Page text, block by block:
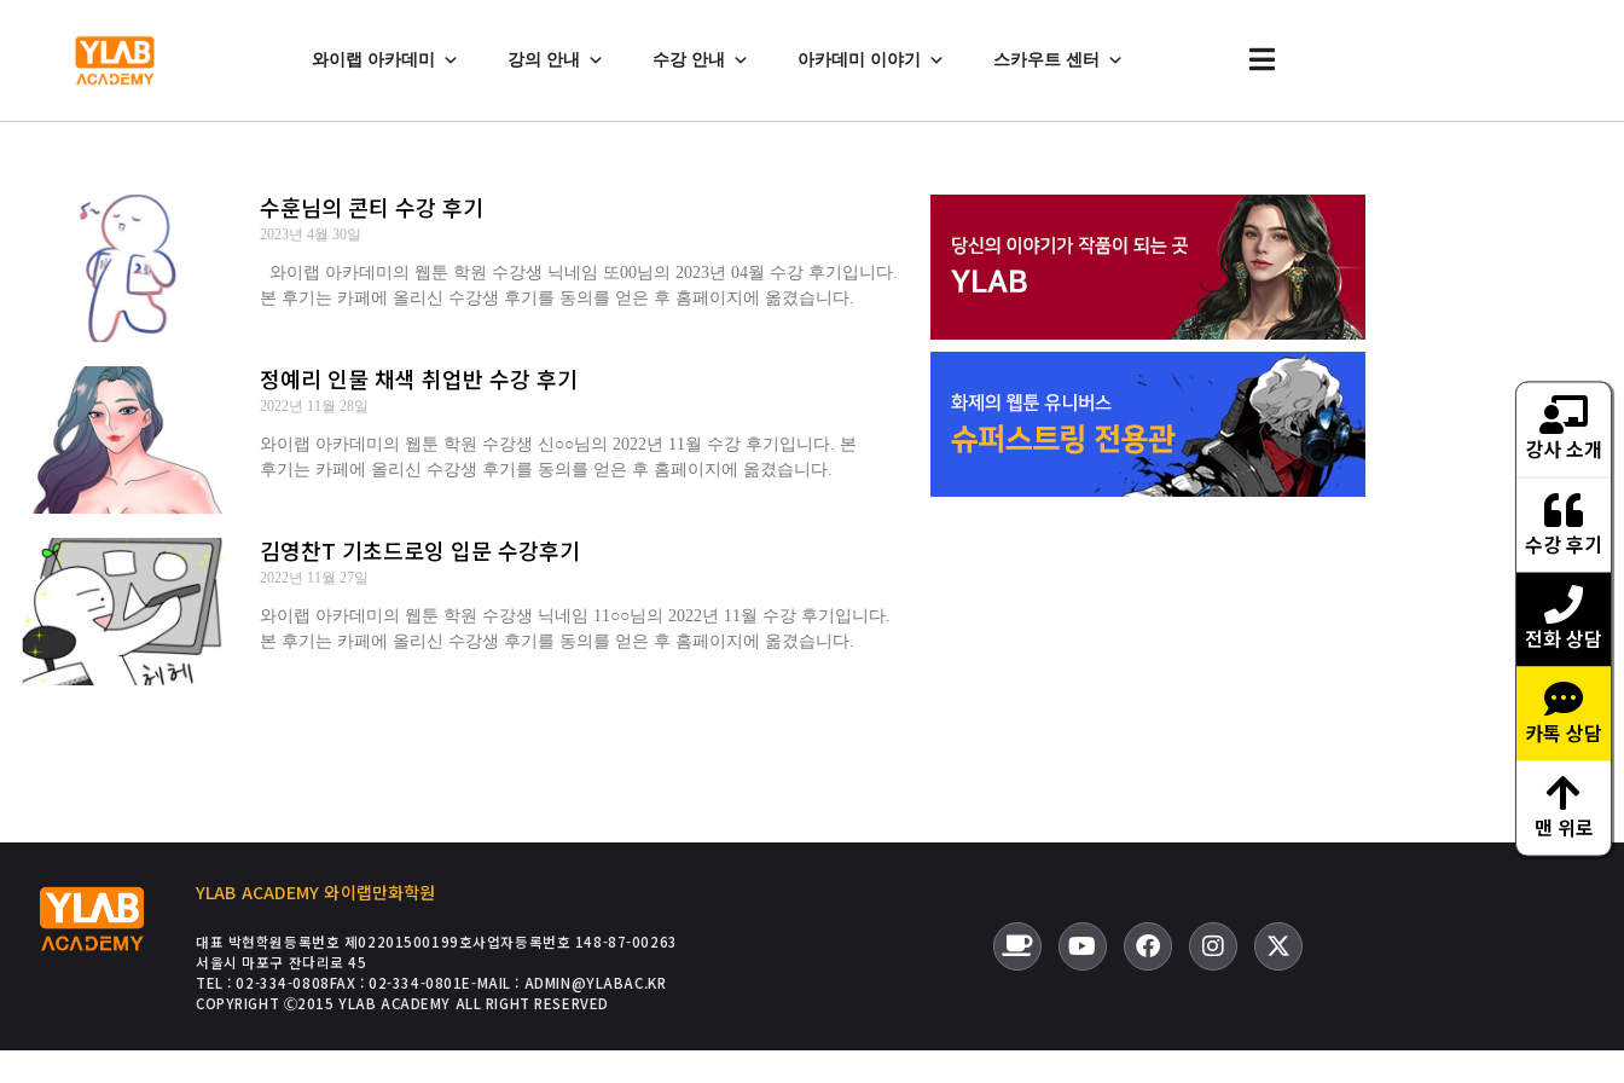
와이랩 아카데미 강의 안내 수강 안내 아카데미 이야기 스카우트 센터
수훈님의 콘티 수강 후기
2023년 4월 30일
와이랩 아카데미의 웹툰 학원 수강생 닉네임 또00님의 2023년 04월 수강 후기입니다.
본 후기는 카페에 올리신 수강생 후기를 동의를 얻은 후 홈페이지에 옮겼습니다.
정예리 인물 채색 취업반 수강 후기
2022년 11월 28일
와이랩 아카데미의 웹툰 학원 수강생 신○○님의 2022년 11월 수강 후기입니다. 본
후기는 카페에 올리신 수강생 후기를 동의를 얻은 후 홈페이지에 옮겼습니다.
김영찬T 기초드로잉 입문 수강후기
2022년 11월 27일
와이랩 아카데미의 웹툰 학원 수강생 닉네임 11○○님의 2022년 11월 수강 후기입니다.
본 후기는 카페에 올리신 수강생 후기를 동의를 얻은 후 홈페이지에 옮겼습니다.
YLAB ACADEMY 와이랩만화학원
대표 박현학원등록번호 제02201500199호사업자등록번호 148-87-00263
서울시 마포구 잔다리로 45
TEL : 02-334-0808FAX : 02-334-0801E-MAIL : ADMIN@YLABAC.KR
COPYRIGHT Ⓒ2015 YLAB ACADEMY ALL RIGHT RESERVED
강사 소개
수강 후기
전화 상담
카톡 상담
맨 위로